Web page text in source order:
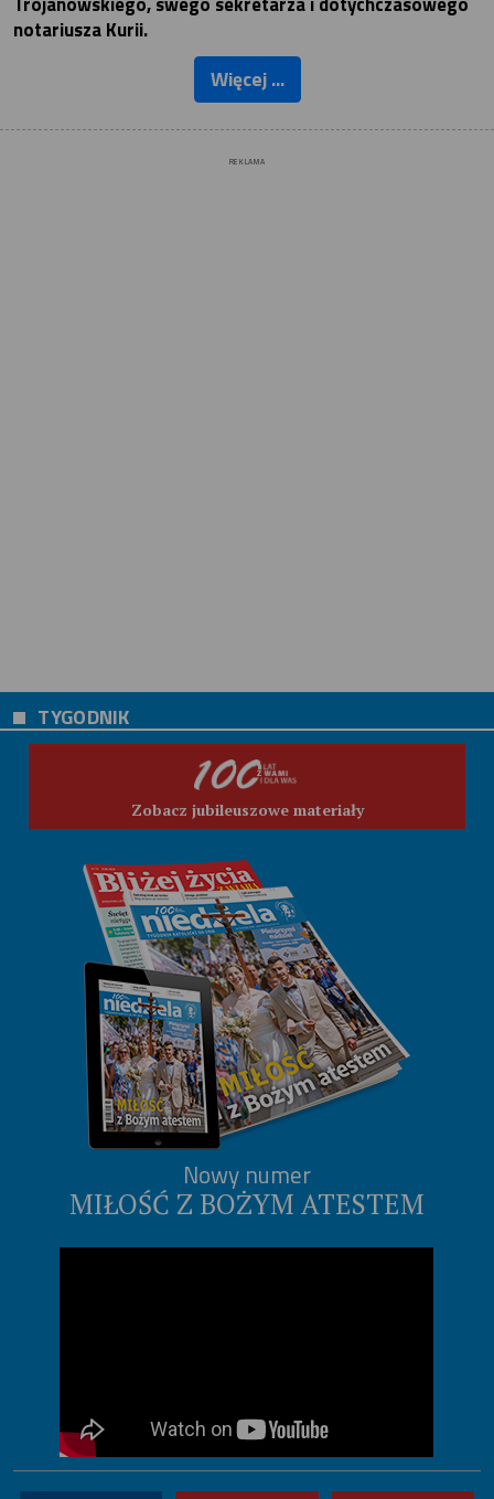
notariusza Kurii.
Więcej ...
REKLAMA
TYGODNIK
Zobacz jubileuszowe materiały
Nowy numer
MIŁOŚĆ Z BOŻYM ATESTEM